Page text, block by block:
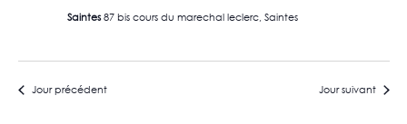
Saintes87 bis cours du marechal leclerc, Saintes
Jour précédent Jour suivant